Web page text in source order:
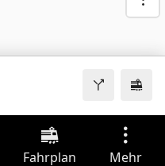
Fahrplan Mehr